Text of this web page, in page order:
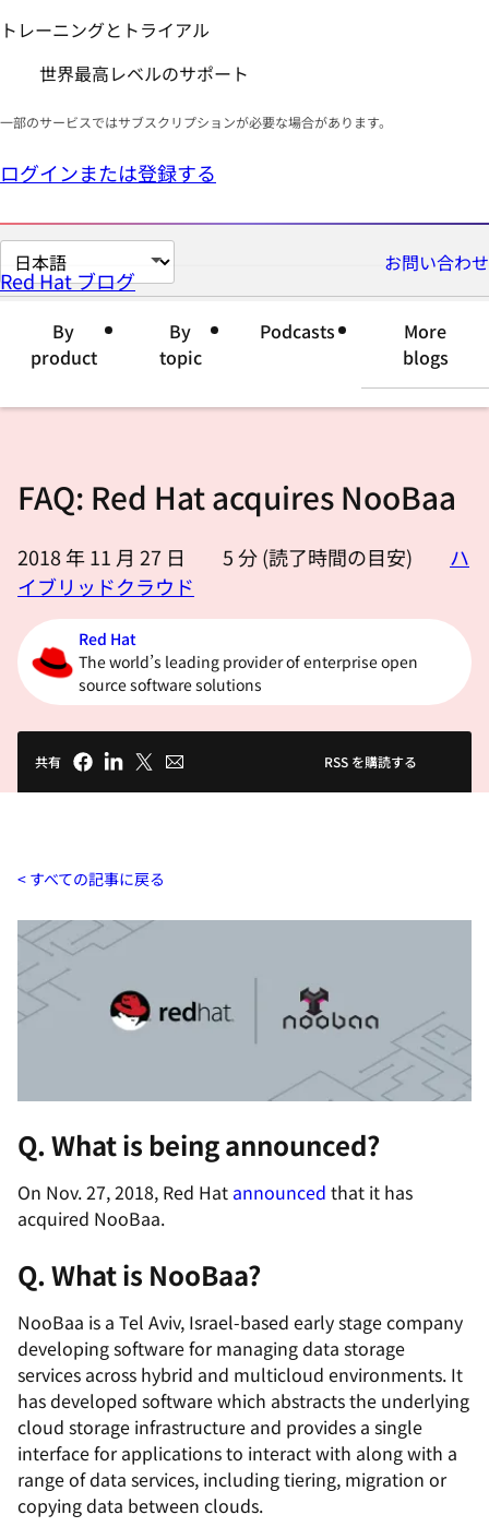
トレーニングとトライアル
世界最高レベルのサポート
一部のサービスではサブスクリプションが必要な場合があります。
ログインまたは登録する
ペ
ー
語
て
い
お問い合わせ
Red Hat ブログ
By
product
By
topic
Podcasts
More
blogs
FAQ: Red Hat acquires NooBaa
2018 年 11 月 27 日 5分 (読了時間の目安)
ハ
イブリッドクラウド
Red Hat
The world’s leading provider of enterprise open
source software solutions
共有 RSS を購読する
すべての記事に戻る
Q. What is being announced?
On Nov. 27, 2018, Red Hat announced that it has
acquired NooBaa.
Q. What is NooBaa?
NooBaa is a Tel Aviv, Israel-based early stage company
developing software for managing data storage
services across hybrid and multicloud environments. It
has developed software which abstracts the underlying
cloud storage infrastructure and provides a single
interface for applications to interact with along with a
range of data services, including tiering, migration or
copying data between clouds.